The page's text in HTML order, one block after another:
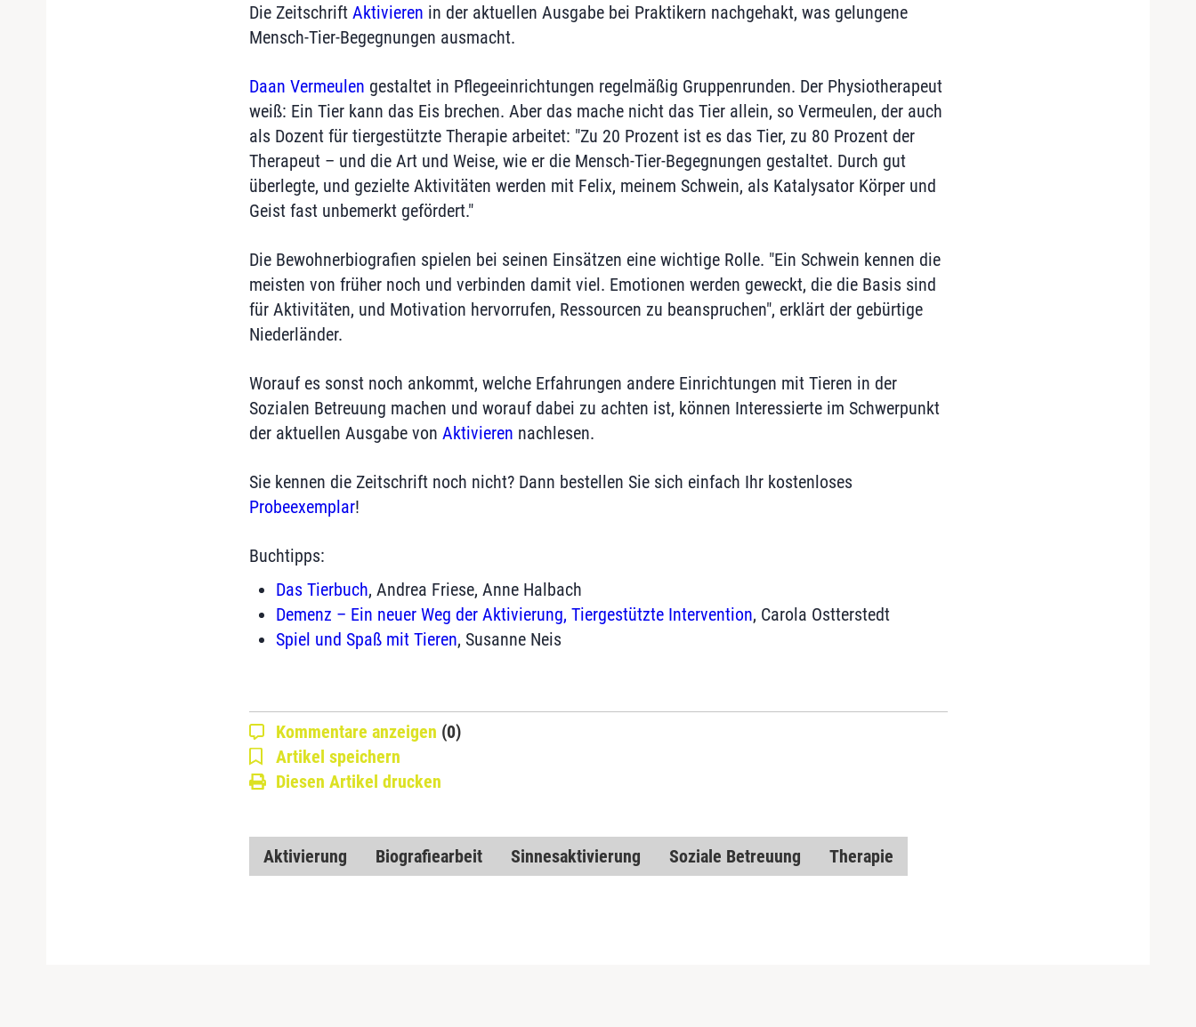
Die Zeitschrift Aktivieren in der aktuellen Ausgabe bei Praktikern nachgehakt, was gelungene
Mensch-Tier-Begegnungen ausmacht.
Daan Vermeulen gestaltet in Pflegeeinrichtungen regelmäßig Gruppenrunden. Der Physiotherapeut
weiß: Ein Tier kann das Eis brechen. Aber das mache nicht das Tier allein, so Vermeulen, der auch
als Dozent für tiergestützte Therapie arbeitet: "Zu 20 Prozent ist es das Tier, zu 80 Prozent der
Therapeut – und die Art und Weise, wie er die Mensch-Tier-Begegnungen gestaltet. Durch gut
überlegte, und gezielte Aktivitäten werden mit Felix, meinem Schwein, als Katalysator Körper und
Geist fast unbemerkt gefördert."
Die Bewohnerbiografien spielen bei seinen Einsätzen eine wichtige Rolle. "Ein Schwein kennen die
meisten von früher noch und verbinden damit viel. Emotionen werden geweckt, die die Basis sind
für Aktivitäten, und Motivation hervorrufen, Ressourcen zu beanspruchen", erklärt der gebürtige
Niederländer.
Worauf es sonst noch ankommt, welche Erfahrungen andere Einrichtungen mit Tieren in der
Sozialen Betreuung machen und worauf dabei zu achten ist, können Interessierte im Schwerpunkt
der aktuellen Ausgabe von Aktivieren nachlesen.
Sie kennen die Zeitschrift noch nicht? Dann bestellen Sie sich einfach Ihr kostenloses
Probeexemplar!
Buchtipps:
Das Tierbuch, Andrea Friese, Anne Halbach
Demenz – Ein neuer Weg der Aktivierung, Tiergestützte Intervention, Carola Ostterstedt
Spiel und Spaß mit Tieren, Susanne Neis
Kommentare anzeigen (0)
Artikel speichern
Diesen Artikel drucken
Aktivierung Biografiearbeit Sinnesaktivierung Soziale Betreuung Therapie